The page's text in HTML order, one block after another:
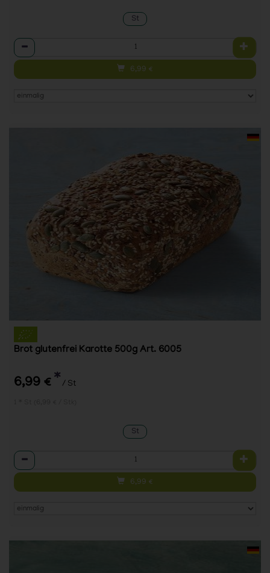
St
Anzahl
6,99 €
Brot glutenfrei Karotte 500g Art. 6005
6,99 € * / St
St
Anzahl
6,99 €